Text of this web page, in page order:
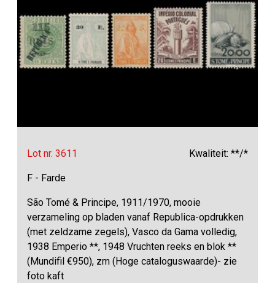
Lot nr. 3611 Kwaliteit: **/*
F - Farde
São Tomé & Principe, 1911/1970, mooie
verzameling op bladen vanaf Republica-opdrukken
(met zeldzame zegels), Vasco da Gama volledig,
1938 Emperio **, 1948 Vruchten reeks en blok **
(Mundifil €950), zm (Hoge cataloguswaarde)- zie
foto kaft